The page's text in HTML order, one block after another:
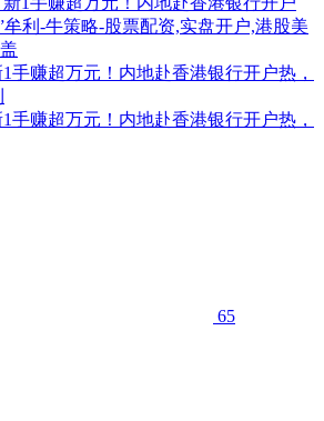
手赚超万元！内地赴香港银行开户热，
手赚超万元！内地赴香港银行开户热，
65